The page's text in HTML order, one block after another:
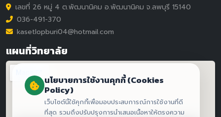
เลขที่ 26 หมู่ 4 ต.พัฒนานิคม อ.พัฒนานิคม จ.ลพบุรี 15140
036-491-370
kasetlopburi04@hotmail.com
แผนที่วิทยาลัย
นโยบายการใช้งานคุกกี้ (Cookies
Policy)
เว็บไซต์นี้ใช้คุกกี้เพื่อมอบประสบการณ์การใช้งานที่ดี
ที่สุด รวมถึงปรับปรุงการนำเสนอเนื้อหาให้ตรงความ